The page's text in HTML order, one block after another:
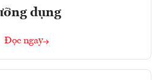
dụng
Đọc ngay